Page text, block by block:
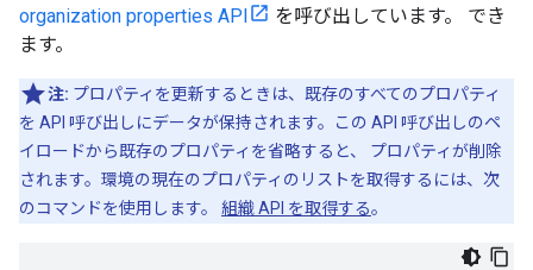
organization properties API
を呼び出しています。 でき
ます。
注: プロパティを更新するときは、既存のすべてのプロパティ
を API 呼び出しにデータが保持されます。この API 呼び出しのペ
イロードから既存のプロパティを省略すると、 プロパティが削除
されます。環境の現在のプロパティのリストを取得するには、次
のコマンドを使用します。 組織 API を取得する。